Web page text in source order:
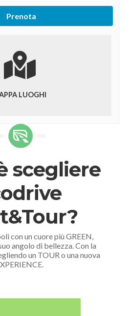
LUOGHI
scegliere
con un cuore più GREEN,
angolo di bellezza. Con la
un TOUR o una nuova